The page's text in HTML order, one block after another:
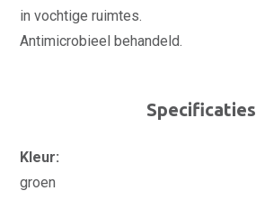
in vochtige ruimtes.
Antimicrobieel behandeld.
Specificaties
Kleur:
groen